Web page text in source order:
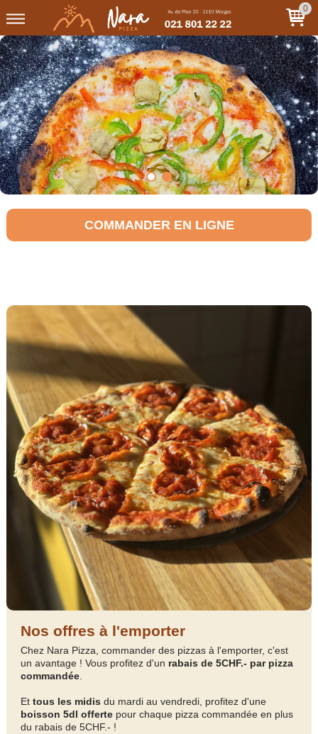
0
COMMANDER EN LIGNE
Nos offres à l'emporter
Chez Nara Pizza, commander des pizzas à l'emporter, c'est
un avantage ! Vous profitez d'un rabais de 5CHF.- par pizza
commandée.
Et tous les midis du mardi au vendredi, profitez d'une
boisson 5dl offertepour chaque pizza commandée en plus
du rabais de 5CHF.- !